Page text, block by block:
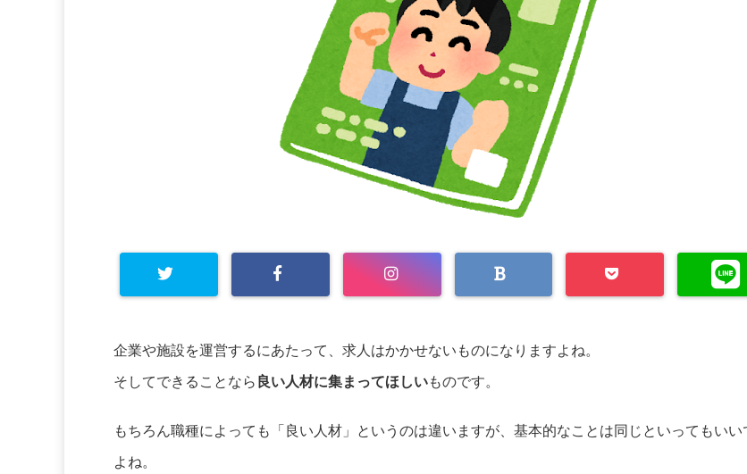
企業や施設を運営するにあたって、求人はかかせないものになりますよね。
そしてできることなら 良い人材に集まってほしいものです。
もちろん職種によっても「良い人材」というのは違いますが、基本的なことは同じといってもいい
よね。